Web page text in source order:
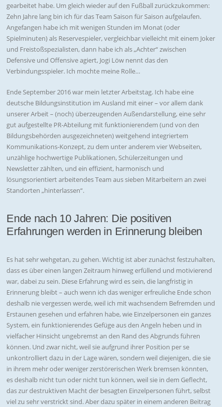
gearbeitet habe. Um gleich wieder auf den Fußball zurückzukommen:
Zehn Jahre lang bin ich für das Team Saison für Saison aufgelaufen.
Angefangen habe ich mit wenigen Stunden im Monat (oder
Spielminuten) als Reservespieler, vergleichbar vielleicht mit einem Joker
und Freistoßspezialisten, dann habe ich als „Achter“ zwischen
Defensive und Offensive agiert, Jogi Löw nennt das den
Verbindungsspieler. Ich mochte meine Rolle…
Ende September 2016 war mein letzter Arbeitstag. Ich habe eine
deutsche Bildungsinstitution im Ausland mit einer – vor allem dank
unserer Arbeit – (noch) überzeugenden Außendarstellung, eine sehr
gut aufgestellte PR-Abteilung mit funktionierendem (und von den
Bildungsbehörden ausgezeichneten) weitgehend integriertem
Kommunikations-Konzept, zu dem unter anderem vier Webseiten,
unzählige hochwertige Publikationen, Schülerzeitungen und
Newsletter zählten, und ein effizient, harmonisch und
lösungsorientiert arbeitendes Team aus sieben Mitarbeitern an zwei
Standorten „hinterlassen“.
Ende nach 10 Jahren: Die positiven
Erfahrungen werden in Erinnerung bleiben
Es hat sehr wehgetan, zu gehen. Wichtig ist aber zunächst festzuhalten,
dass es über einen langen Zeitraum hinweg erfüllend und motivierend
war, dabei zu sein. Diese Erfahrung wird es sein, die langfristig in
Erinnerung bleibt – auch wenn ich das weniger erfreuliche Ende schon
deshalb nie vergessen werde, weil ich mit wachsendem Befremden und
Erstaunen gesehen und erfahren habe, wie Einzelpersonen ein ganzes
System, ein funktionierendes Gefüge aus den Angeln heben und in
vielfacher Hinsicht ungebremst an den Rand des Abgrunds führen
können. Und zwar nicht, weil sie aufgrund ihrer Position per se
unkontrolliert dazu in der Lage wären, sondern weil diejenigen, die sie
in ihrem mehr oder weniger zerstörerischen Werk bremsen könnten,
es deshalb nicht tun oder nicht tun können, weil sie in dem Geflecht,
das zur destruktiven Macht der besagten Einzelpersonen führt, selbst
viel zu sehr verstrickt sind. Aber dazu später in einem anderen Beitrag